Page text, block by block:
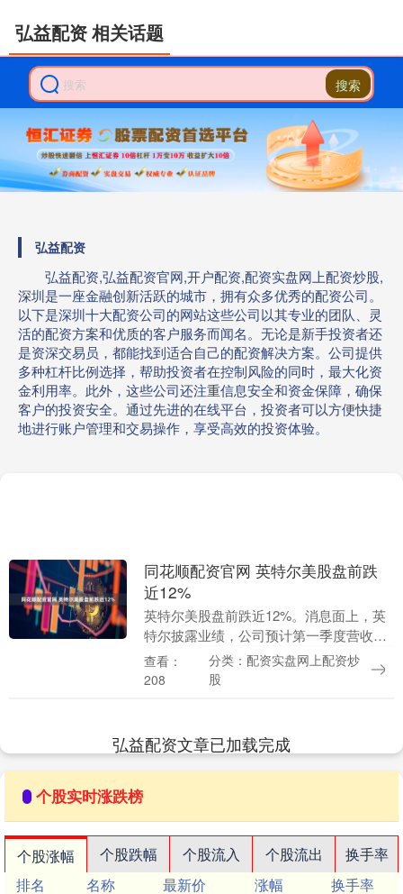
搜索
弘益配资
弘益配资,弘益配资官网,开户配资,配资实盘网上配资炒股,
深圳是一座金融创新活跃的城市，拥有众多优秀的配资公司。
以下是深圳十大配资公司的网站这些公司以其专业的团队、灵
活的配资方案和优质的客户服务而闻名。无论是新手投资者还
是资深交易员，都能找到适合自己的配资解决方案。公司提供
多种杠杆比例选择，帮助投资者在控制风险的同时，最大化资
金利用率。此外，这些公司还注重信息安全和资金保障，确保
客户的投资安全。通过先进的在线平台，投资者可以方便快捷
地进行账户管理和交易操作，享受高效的投资体验。
弘益配资 相关话题
同花顺配资官网 英特尔美股盘前跌
近12%
英特尔美股盘前跌近12%。消息面上，英
特尔披露业绩，公司预计第一季度营收中
值低于市场预期的125.1亿美元，预计第一
季度每股盈亏相抵。 举报 第一财经广告合
查看：
208
分类：配资实盘网上配资炒
股
弘益配资文章已加载完成
个股实时涨跌榜
个股涨幅 个股跌幅 个股流入 个股流出
换手率
排名
名称 最新价 涨幅
换手率